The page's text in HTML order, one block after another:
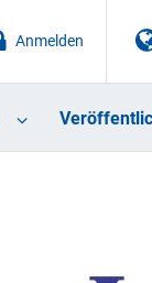
Anmelden